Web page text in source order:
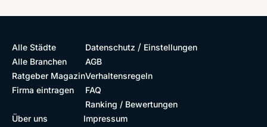
Alle Städte
Alle Branchen
Ratgeber Magazin
Firma eintragen
Datenschutz / Einstellungen
AGB
Verhaltensregeln
FAQ
Ranking / Bewertungen
Über uns
Impressum